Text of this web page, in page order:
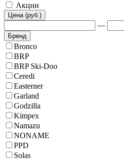
Акции
Цена (руб.)
—
Бренд
Bronco
BRP
BRP Ski-Doo
Ceredi
Easterner
Garland
Godzilla
Kimpex
Namazu
NONAME
PPD
Solas